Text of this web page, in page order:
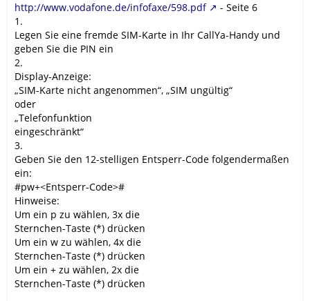
http://www.vodafone.de/infofaxe/598.pdf
- Seite 6
1.
Legen Sie eine fremde SIM-Karte in Ihr CallYa-Handy und
geben Sie die PIN ein
2.
Display-Anzeige:
„SIM-Karte nicht angenommen“, „SIM ungültig“
oder
„Telefonfunktion
eingeschränkt“
3.
Geben Sie den 12-stelligen Entsperr-Code folgendermaßen
ein:
#pw+<Entsperr-Code>#
Hinweise:
Um ein p zu wählen, 3x die
Sternchen-Taste (*) drücken
Um ein w zu wählen, 4x die
Sternchen-Taste (*) drücken
Um ein + zu wählen, 2x die
Sternchen-Taste (*) drücken